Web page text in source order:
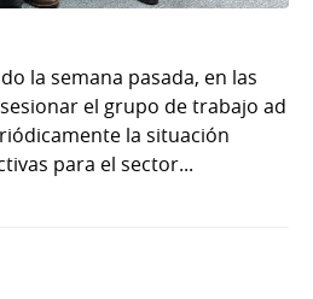
la semana pasada, en las
el grupo de trabajo ad
la situación
para el sector...